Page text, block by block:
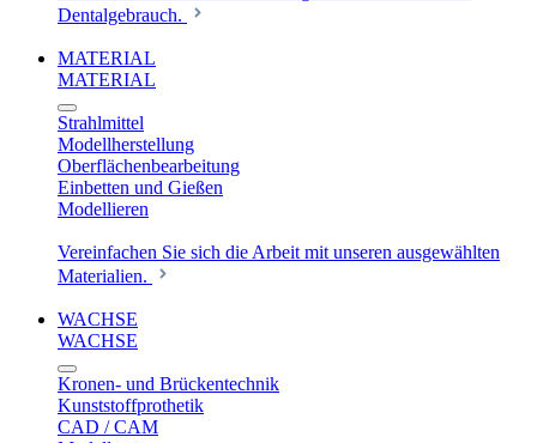
Dentalgebrauch.
MATERIAL
MATERIAL
Strahlmittel
Modellherstellung
Oberflächenbearbeitung
Einbetten und Gießen
Modellieren
Vereinfachen Sie sich die Arbeit mit unseren ausgewählten
Materialien.
WACHSE
WACHSE
Kronen- und Brückentechnik
Kunststoffprothetik
CAD / CAM